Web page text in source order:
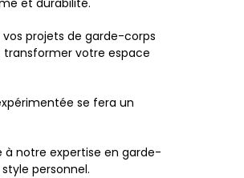
et durabilité.
projets de garde-corps
transformer votre espace
se fera un
à notre expertise en garde-
personnel.